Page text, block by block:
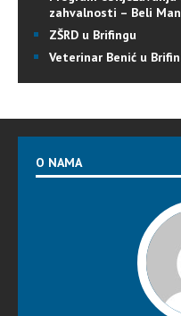
zahvalnosti – Beli
ZŠRD u Brifingu
Veterinar Benić u
O NAMA